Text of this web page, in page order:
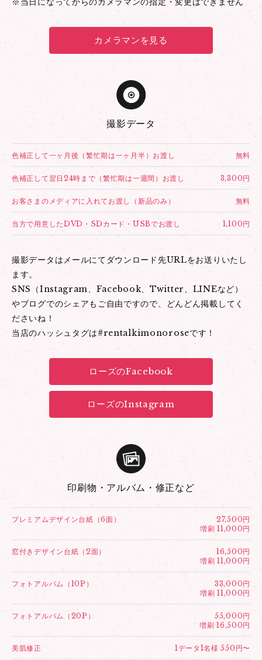
カメラマンを見る
撮影データ
色補正して一ヶ月後（繁忙期は一ヶ月半）お渡し 無料
色補正して翌日24時まで（繁忙期は一週間）お渡し 3,300円
お客さまのメディアに入れてお渡し（新品のみ） 無料
当方で用意したDVD・SDカード・USBでお渡し 1,100円
撮影データはメールにてダウンロード先URLをお送りいたし
ます。
SNS（Instagram、Facebook、Twitter、LINEなど）
やブログでのシェアもご自由ですので、どんどん掲載してく
ださいね！
当店のハッシュタグは#rentalkimonoroseです！
ローズのFacebook
ローズのInstagram
印刷物・アルバム・修正など
プレミアムデザイン台紙（6面）
27,500円
増刷 11,000円
窓付きデザイン台紙（2面）
16,500円
増刷 11,000円
フォトアルバム（10P）
33,000円
増刷 11,000円
フォトアルバム（20P）
55,000円
増刷 16,500円
美肌修正 1データ1名様 550円〜